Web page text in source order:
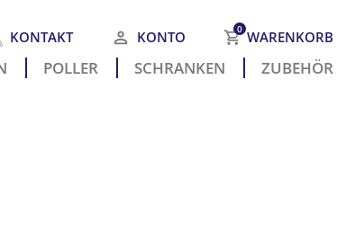
KONTAKT KONTO 0 WARENKORB
Es befinden sich keine Produkte
POLLER­ SCHRANKEN ZUBEHÖR